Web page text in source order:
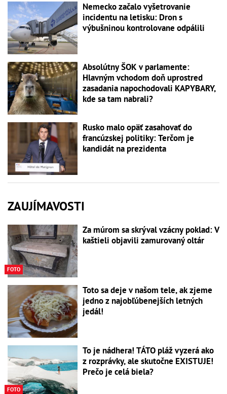
Nemecko začalo vyšetrovanie
incidentu na letisku: Dron s
výbušninou kontrolovane odpálili
Absolútny ŠOK v parlamente:
Hlavným vchodom doň uprostred
zasadania napochodovali KAPYBARY,
kde sa tam nabrali?
Rusko malo opäť zasahovať do
francúzskej politiky: Terčom je
kandidát na prezidenta
ZAUJÍMAVOSTI
FOTO
Za múrom sa skrýval vzácny poklad: V
kaštieli objavili zamurovaný oltár
Toto sa deje v našom tele, ak zjeme
jedno z najobľúbenejších letných
jedál!
FOTO
To je nádhera! TÁTO pláž vyzerá ako
z rozprávky, ale skutočne EXISTUJE!
Prečo je celá biela?